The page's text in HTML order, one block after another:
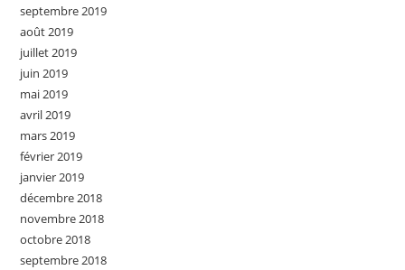
septembre 2019
août 2019
juillet 2019
juin 2019
mai 2019
avril 2019
mars 2019
février 2019
janvier 2019
décembre 2018
novembre 2018
octobre 2018
septembre 2018